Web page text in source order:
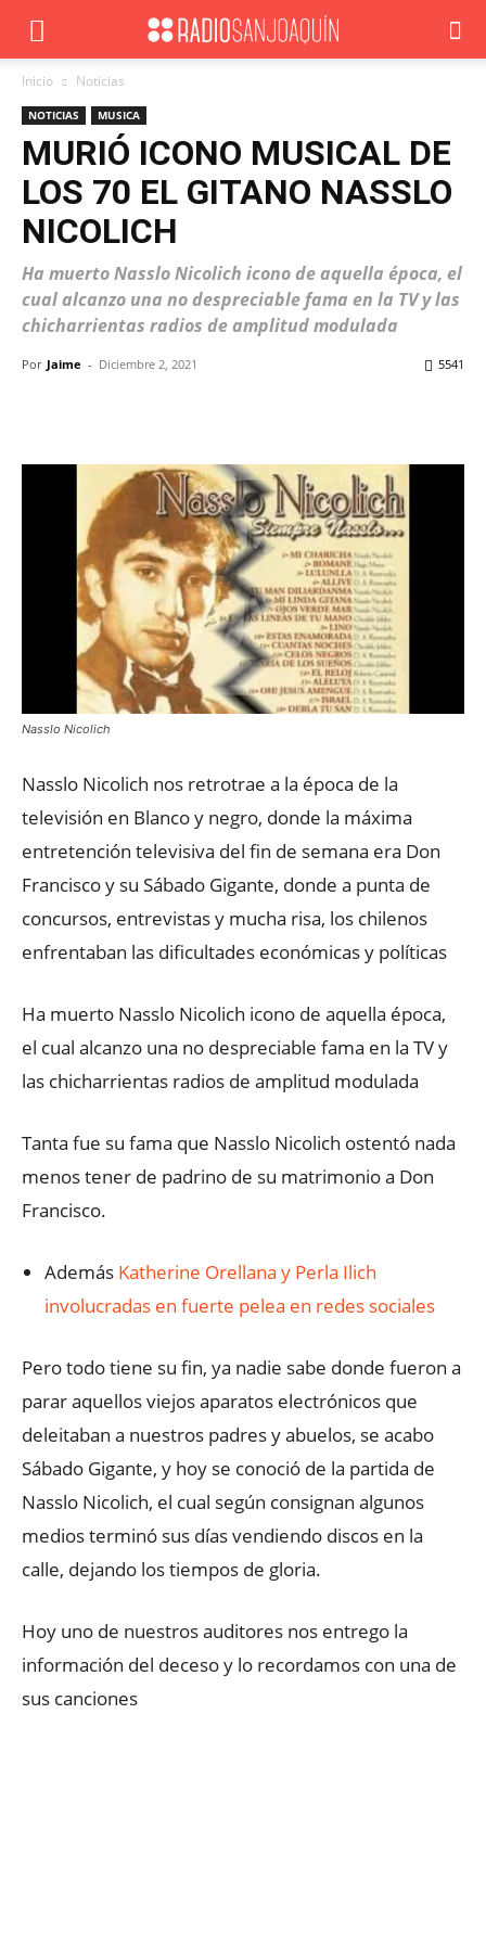
Inicio Noticias
NOTICIAS MUSICA
MURIÓ ICONO MUSICAL DE
LOS 70 EL GITANO NASSLO
NICOLICH
Ha muerto Nasslo Nicolich icono de aquella época, el
cual alcanzo una no despreciable fama en la TV y las
chicharrientas radios de amplitud modulada
Por Jaime - Diciembre 2, 2021 5541
Nasslo Nicolich
Nasslo Nicolich nos retrotrae a la época de la
televisión en Blanco y negro, donde la máxima
entretención televisiva del fin de semana era Don
Francisco y su Sábado Gigante, donde a punta de
concursos, entrevistas y mucha risa, los chilenos
enfrentaban las dificultades económicas y políticas
Ha muerto Nasslo Nicolich icono de aquella época,
el cual alcanzo una no despreciable fama en la TV y
las chicharrientas radios de amplitud modulada
Tanta fue su fama que Nasslo Nicolich ostentó nada
menos tener de padrino de su matrimonio a Don
Francisco.
Además Katherine Orellana y Perla Ilich
involucradas en fuerte pelea en redes sociales
Pero todo tiene su fin, ya nadie sabe donde fueron a
parar aquellos viejos aparatos electrónicos que
deleitaban a nuestros padres y abuelos, se acabo
Sábado Gigante, y hoy se conoció de la partida de
Nasslo Nicolich, el cual según consignan algunos
medios terminó sus días vendiendo discos en la
calle, dejando los tiempos de gloria.
Hoy uno de nuestros auditores nos entrego la
información del deceso y lo recordamos con una de
sus canciones